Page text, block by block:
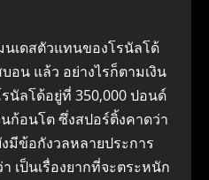
นเดสตัวแทนของโรนัลโด้
อน แล้ว อย่างไรก็ตามเงิน
นัลโด้อยู่ที่ 350,000 ปอนด์
นก้อนโต ซึ่งสปอร์ติ้งคาดว่า
มีข้อกังวลหลายประการ
เป็นเรื่องยากที่จะตระหนัก